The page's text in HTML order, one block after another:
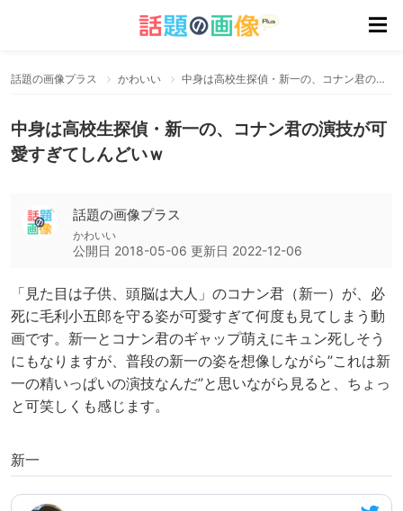
話題の画像プラス かわいい 中身は高校生探偵・新一の、コナン君の演技が可愛すぎてしんどいｗ
中身は高校生探偵・新一の、コナン君の演技が可
愛すぎてしんどいｗ
話題の画像プラス
かわいい
公開日 2018-05-06 更新日 2022-12-06
「見た目は子供、頭脳は大人」のコナン君（新一）が、必
死に毛利小五郎を守る姿が可愛すぎて何度も見てしまう動
画です。新一とコナン君のギャップ萌えにキュン死しそう
にもなりますが、普段の新一の姿を想像しながら”これは新
一の精いっぱいの演技なんだ”と思いながら見ると、ちょっ
と可笑しくも感じます。
新一